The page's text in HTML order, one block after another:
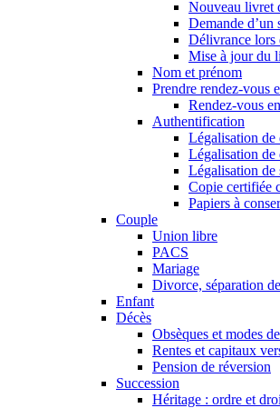
Nouveau livret
Demande d’un
Délivrance lors
Mise à jour du
Nom et prénom
Prendre rendez-vous
Rendez-vous
Authentification
Légalisation de
Légalisation de
Légalisation de
Copie certifiée
Papiers à
Couple
Union libre
PACS
Mariage
Divorce, séparation
Enfant
Décès
Obsèques et modes
Rentes et capitaux
Pension de réversion
Succession
Héritage : ordre et